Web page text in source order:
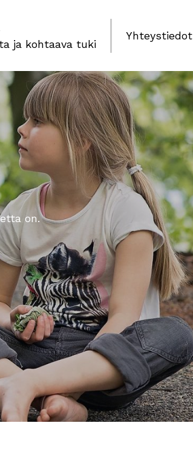
ja kohtaava tuki
Yhteystiedot
on.